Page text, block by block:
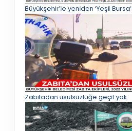
Büyükşehir’le yeniden ‘Yeşil Bursa’
Zabıtadan usulsüzlüğe geçit yok